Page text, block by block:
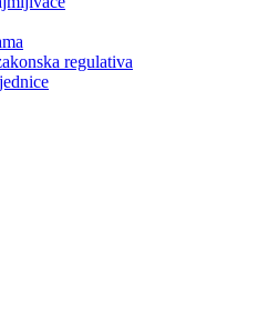
regulativa